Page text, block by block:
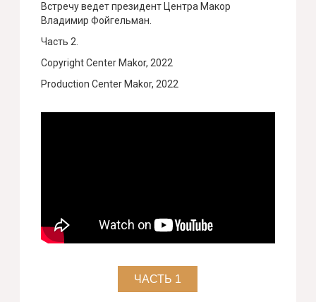
Встречу ведет президент Центра Макор
Владимир Фойгельман.
Часть 2.
Copyright Center Makor, 2022
Production Center Makor, 2022
ЧАСТЬ 1